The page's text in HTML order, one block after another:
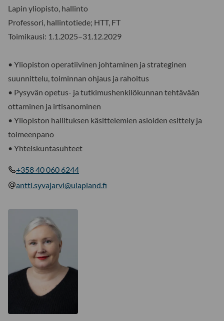
Lapin yliopisto, hallinto
Professori, hallintotiede; HTT, FT
Toimikausi: 1.1.2025–31.12.2029
• Yliopiston operatiivinen johtaminen ja strateginen
suunnittelu, toiminnan ohjaus ja rahoitus
• Pysyvän opetus- ja tutkimushenkilökunnan tehtävään
ottaminen ja irtisanominen
• Yliopiston hallituksen käsittelemien asioiden esittely ja
toimeenpano
• Yhteiskuntasuhteet
+358 40 060 6244
antti.syvajarvi@ulapland.fi